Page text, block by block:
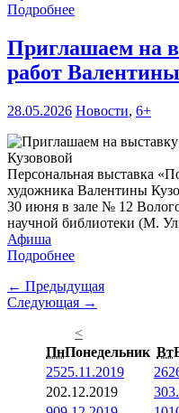
Подробнее
Приглашаем на
работ
28.05.2026 Новости, 6+
Персональная выставка
художника Валентины
30 июня в зале № 12
научной библиотеки (М.
Афиша
Подробнее
← Предыдущая
Следующая →
<
ПнПонедельник Вт
2525.11.2019 26
202.12.2019 3